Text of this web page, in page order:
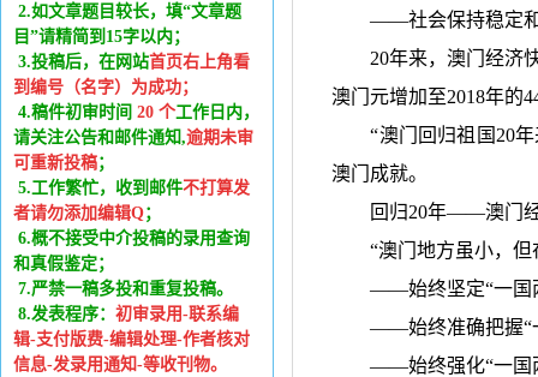
2.如文章题目较长，填“文章题
目”请精简到15字以内；
3.投稿后，在网站首页右上角看
到编号（名字）为成功；
4.稿件初审时间 20 个工作日内 ，
请关注公告和邮件通知,逾期未审
可重新投稿；
5.工作繁忙，收到邮件不打算发
者请勿添加编辑Q；
6.概不接受中介投稿的录用查询
和真假鉴定；
7.严禁一稿多投和重复投稿。
8.发表程序： 初审录用-联系编
辑-支付版费-编辑处理-作者核对
信息-发录用通知-等收刊物。
——社会保持稳定
20年来，澳门经济
澳门元增加至2018年的
“澳门回归祖国 20年
澳门成就。
回归20年——澳门
“澳门地方虽小，但
——始终坚定“一国
——始终准确把握“
——始终强化“一国